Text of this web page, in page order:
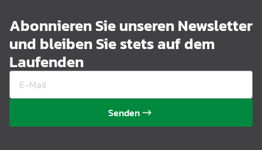
Abonnieren Sie unseren Newsletter
und bleiben Sie stets auf dem
Laufenden
Senden